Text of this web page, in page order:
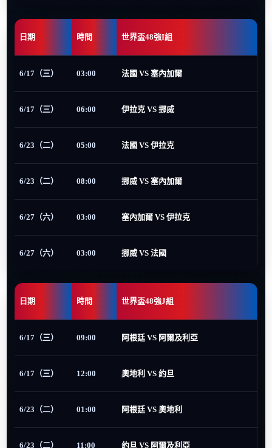
日期 時間 世界盃48強I組
6/17（三） 03:00 法國 VS 塞內加爾
6/17（三） 06:00 伊拉克 VS 挪威
6/23（二） 05:00 法國 VS 伊拉克
6/23（二） 08:00 挪威 VS 塞內加爾
6/27（六） 03:00 塞內加爾 VS 伊拉克
6/27（六） 03:00 挪威 VS 法國
日期 時間 世界盃48強J組
6/17（三） 09:00 阿根廷 VS 阿爾及利亞
6/17（三） 12:00 奧地利 VS 約旦
6/23（二） 01:00 阿根廷 VS 奧地利
6/23（二） 11:00 約旦 VS 阿爾及利亞